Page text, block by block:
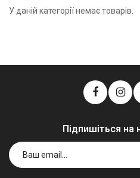
У даній категорії немає товарів.
Підпишіться на